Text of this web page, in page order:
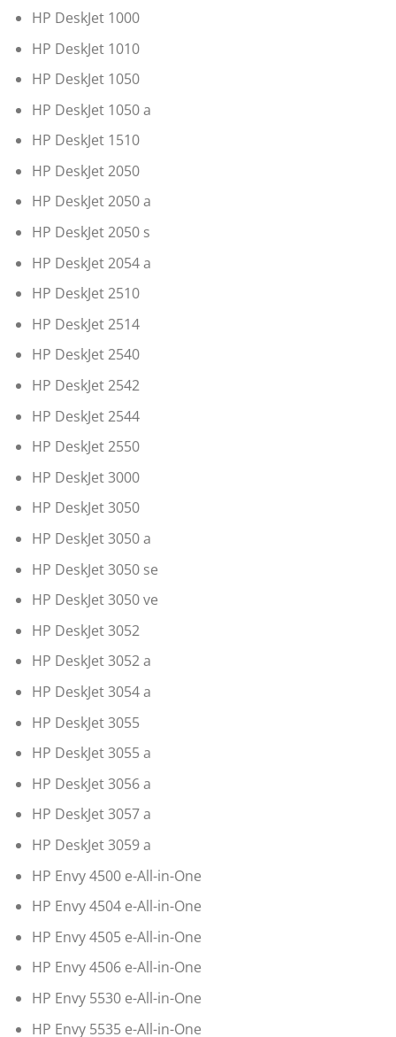
HP DeskJet 1000
HP DeskJet 1010
HP DeskJet 1050
HP DeskJet 1050 a
HP DeskJet 1510
HP DeskJet 2050
HP DeskJet 2050 a
HP DeskJet 2050 s
HP DeskJet 2054 a
HP DeskJet 2510
HP DeskJet 2514
HP DeskJet 2540
HP DeskJet 2542
HP DeskJet 2544
HP DeskJet 2550
HP DeskJet 3000
HP DeskJet 3050
HP DeskJet 3050 a
HP DeskJet 3050 se
HP DeskJet 3050 ve
HP DeskJet 3052
HP DeskJet 3052 a
HP DeskJet 3054 a
HP DeskJet 3055
HP DeskJet 3055 a
HP DeskJet 3056 a
HP DeskJet 3057 a
HP DeskJet 3059 a
HP Envy 4500 e-All-in-One
HP Envy 4504 e-All-in-One
HP Envy 4505 e-All-in-One
HP Envy 4506 e-All-in-One
HP Envy 5530 e-All-in-One
HP Envy 5535 e-All-in-One